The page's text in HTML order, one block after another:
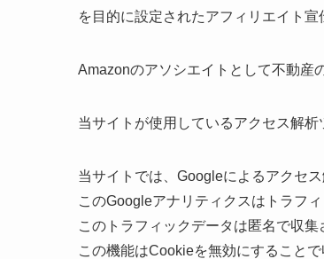
を目的に設定されたアフィリエイト
Amazonのアソシエイトとして不動産
当サイトが使用しているアクセス解析
当サイトでは、Googleによるアクセ
このGoogleアナリティクスはトラフ
このトラフィックデータは匿名で収
この機能はCookieを無効にすること